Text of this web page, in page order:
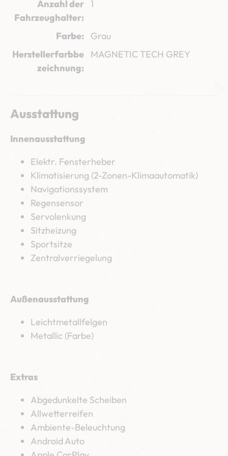
Anzahl der
Fahrzeughalter
1
Farbe
Grau
Herstellerfarbbe
zeichnung
MAGNETIC TECH GREY
Ausstattung
Innenausstattung
Elektr. Fensterheber
Klimatisierung (2-Zonen-Klimaautomatik)
Navigationssystem
Regensensor
Servolenkung
Sitzheizung
Sportsitze
Zentralverriegelung
Außenausstattung
Leichtmetallfelgen
Metallic (Farbe)
Extras
Abgedunkelte Scheiben
Allwetterreifen
Ambiente-Beleuchtung
Android Auto